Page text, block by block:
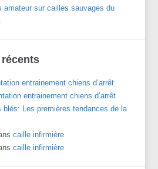
amateur sur cailles sauvages du
entrainement chiens d’arrêt
entrainement chiens d’arrêt
blés: Les premières tendances de la
caille infirmière
caille infirmière